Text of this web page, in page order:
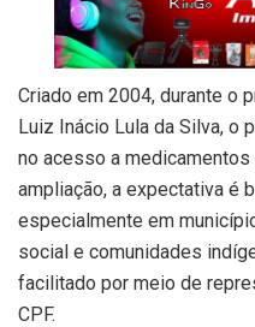
Criado em 2004, durante o
Luiz Inácio Lula da Silva, o
no acesso a
ampliação, a expectativa é
especialmente em
social e comunidades
facilitado por meio de
CPF.